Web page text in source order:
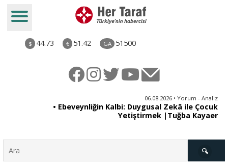
$ 44.73 € 51.42 GA 51500
06.08.2026 • Yorum - Analiz
• Ebeveynliğin Kalbi: Duygusal Zekâ ile Çocuk
Yetiştirmek |Tuğba Kayaer